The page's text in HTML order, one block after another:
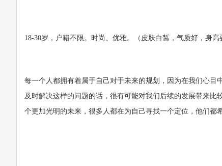
18-30岁，户籍不限。时尚、优雅。（皮肤白皙，气质好，身高
每一个人都拥有着属于自己对于未来的规划，因为在我们心
及时解决这样的问题的话，很有可能对我们后续的发展带来
个更加光明的未来，很多人都在为自己寻找一个定位，他们都